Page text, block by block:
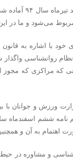
می‌شود و ما در
با اشاره به
روانشناسی واگذار
مراکزی که مجوز
ورزش و جوانان با
اصل ۱۰ قانون اساسی
و مشاوره در